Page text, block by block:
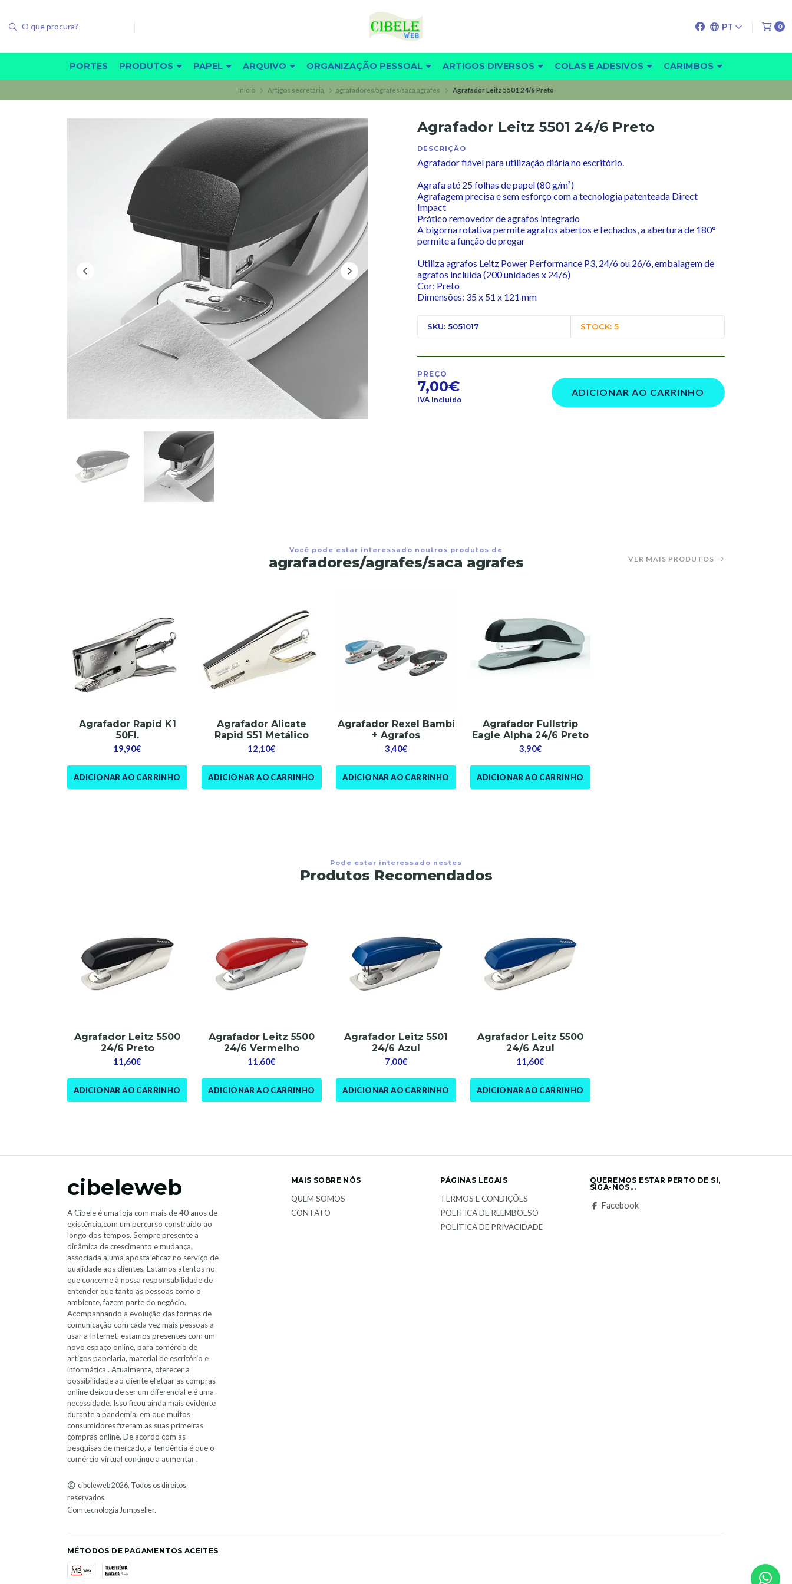
PT 0
PORTES PRODUTOS PAPEL ARQUIVO ORGANIZAÇÃO PESSOAL ARTIGOS DIVERSOS COLAS E ADESIVOS CARIMBOS
Início Artigos secretária agrafadores/agrafes/saca agrafes Agrafador Leitz 5501 24/6 Preto
Agrafador Leitz 5501 24/6 Preto
DESCRIÇÃO
Agrafador fiável para utilização diária no escritório.
Agrafa até 25 folhas de papel (80 g/m²)
Agrafagem precisa e sem esforço com a tecnologia patenteada Direct
Impact
Prático removedor de agrafos integrado
A bigorna rotativa permite agrafos abertos e fechados, a abertura de 180°
permite a função de pregar
Utiliza agrafos Leitz Power Performance P3, 24/6 ou 26/6, embalagem de
agrafos incluída (200 unidades x 24/6)
Cor: Preto
Dimensões: 35 x 51 x 121 mm
SKU: 5051017 STOCK: 5
PREÇO
7,00€
IVA Incluído
ADICIONAR AO CARRINHO
Você pode estar interessado noutros produtos de
agrafadores/agrafes/saca agrafes VER MAIS PRODUTOS
Agrafador Rapid K1
50Fl.
19,90€
ADICIONAR AO CARRINHO
Agrafador Alicate
Rapid S51 Metálico
12,10€
ADICIONAR AO CARRINHO
Agrafador Rexel Bambi
+ Agrafos
3,40€
ADICIONAR AO CARRINHO
Agrafador Fullstrip
Eagle Alpha 24/6 Preto
3,90€
ADICIONAR AO CARRINHO
Pode estar interessado nestes
Produtos Recomendados
Agrafador Leitz 5500
24/6 Preto
11,60€
ADICIONAR AO CARRINHO
Agrafador Leitz 5500
24/6 Vermelho
11,60€
ADICIONAR AO CARRINHO
Agrafador Leitz 5501
24/6 Azul
7,00€
ADICIONAR AO CARRINHO
Agrafador Leitz 5500
24/6 Azul
11,60€
ADICIONAR AO CARRINHO
cibeleweb
A Cibele é uma loja com mais de 40 anos de
existência,com um percurso construído ao
longo dos tempos. Sempre presente a
dinâmica de crescimento e mudança,
associada a uma aposta eficaz no serviço de
qualidade aos clientes. Estamos atentos no
que concerne à nossa responsabilidade de
entender que tanto as pessoas como o
ambiente, fazem parte do negócio.
Acompanhando a evolução das formas de
comunicação com cada vez mais pessoas a
usar a Internet, estamos presentes com um
novo espaço online, para comércio de
artigos papelaria, material de escritório e
informática . Atualmente, oferecer a
possibilidade ao cliente efetuar as compras
online deixou de ser um diferencial e é uma
necessidade. Isso ficou ainda mais evidente
durante a pandemia, em que muitos
consumidores fizeram as suas primeiras
compras online. De acordo com as
pesquisas de mercado, a tendência é que o
comércio virtual continue a aumentar .
cibeleweb 2026. Todos os direitos
reservados.
Com tecnologia Jumpseller.
MAIS SOBRE NÓS
QUEM SOMOS
CONTATO
PÁGINAS LEGAIS
TERMOS E CONDIÇÕES
POLITICA DE REEMBOLSO
POLÍTICA DE PRIVACIDADE
QUEREMOS ESTAR PERTO DE SI,
SIGA-NOS...
Facebook
MÉTODOS DE PAGAMENTOS ACEITES